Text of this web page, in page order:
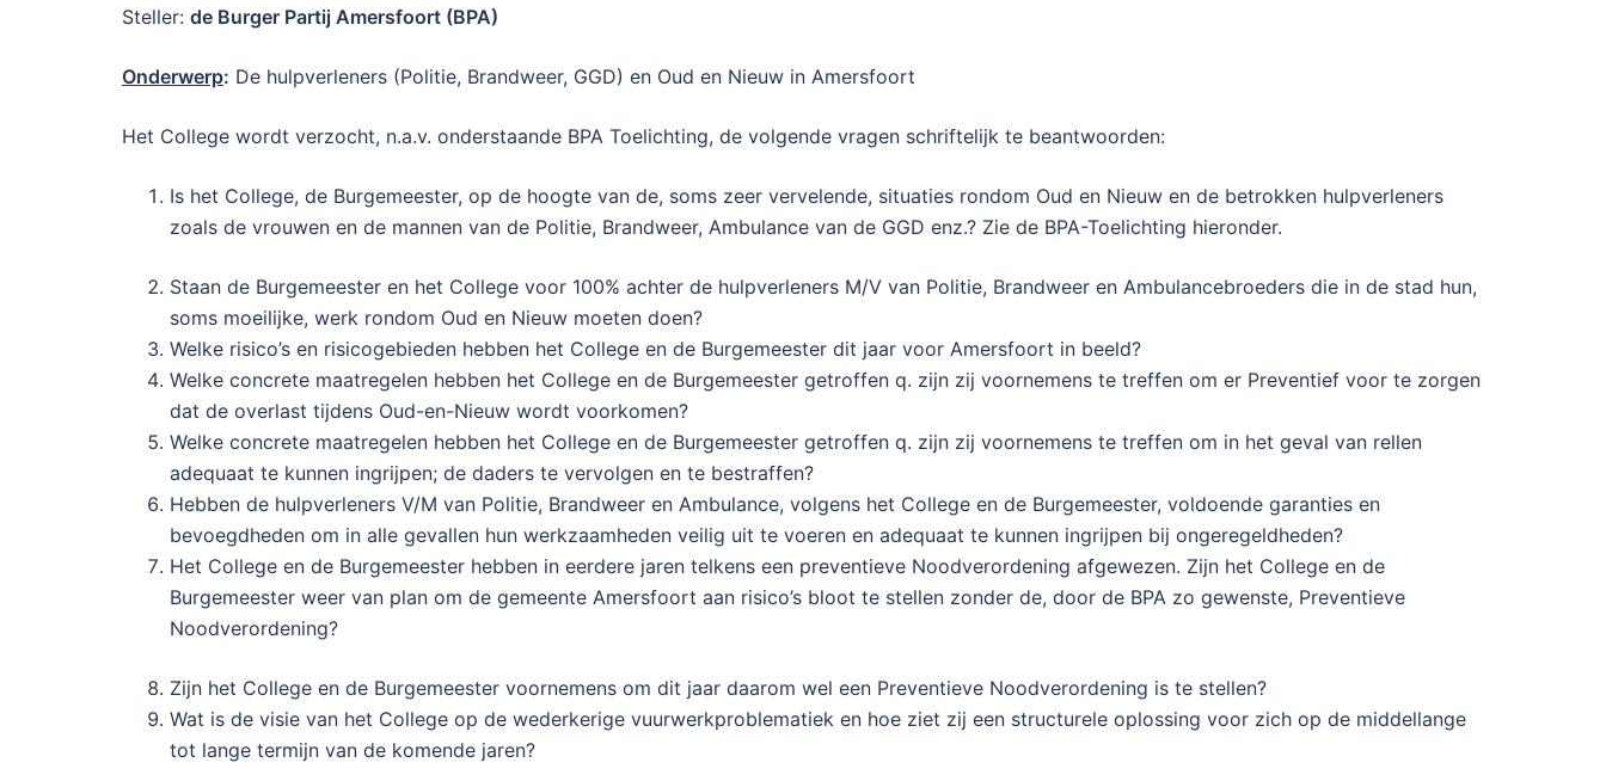
Steller: de Burger Partij Amersfoort (BPA)
Onderwerp: De hulpverleners (Politie, Brandweer, GGD) en Oud en Nieuw in Amersfoort
Het College wordt verzocht, n.a.v. onderstaande BPA Toelichting, de volgende vragen schriftelijk te beantwoorden:
Is het College, de Burgemeester, op de hoogte van de, soms zeer vervelende, situaties rondom Oud en Nieuw en de betrokken hulpverleners
zoals de vrouwen en de mannen van de Politie, Brandweer, Ambulance van de GGD enz.? Zie de BPA-Toelichting hieronder.
Staan de Burgemeester en het College voor 100% achter de hulpverleners M/V van Politie, Brandweer en Ambulancebroeders die in de stad hun,
soms moeilijke, werk rondom Oud en Nieuw moeten doen?
Welke risico’s en risicogebieden hebben het College en de Burgemeester dit jaar voor Amersfoort in beeld?
Welke concrete maatregelen hebben het College en de Burgemeester getroffen q. zijn zij voornemens te treffen om er Preventief voor te zorgen
dat de overlast tijdens Oud-en-Nieuw wordt voorkomen?
Welke concrete maatregelen hebben het College en de Burgemeester getroffen q. zijn zij voornemens te treffen om in het geval van rellen
adequaat te kunnen ingrijpen; de daders te vervolgen en te bestraffen?
Hebben de hulpverleners V/M van Politie, Brandweer en Ambulance, volgens het College en de Burgemeester, voldoende garanties en
bevoegdheden om in alle gevallen hun werkzaamheden veilig uit te voeren en adequaat te kunnen ingrijpen bij ongeregeldheden?
Het College en de Burgemeester hebben in eerdere jaren telkens een preventieve Noodverordening afgewezen. Zijn het College en de
Burgemeester weer van plan om de gemeente Amersfoort aan risico’s bloot te stellen zonder de, door de BPA zo gewenste, Preventieve
Noodverordening?
Zijn het College en de Burgemeester voornemens om dit jaar daarom wel een Preventieve Noodverordening is te stellen?
Wat is de visie van het College op de wederkerige vuurwerkproblematiek en hoe ziet zij een structurele oplossing voor zich op de middellange
tot lange termijn van de komende jaren?